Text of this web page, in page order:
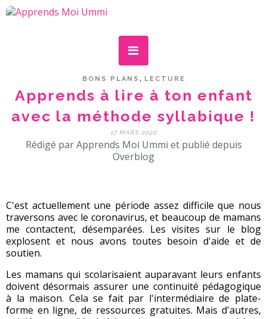
BONS PLANS , LECTURE
Apprends à lire à ton enfant
avec la méthode syllabique !
17 MARS 2020
Rédigé par Apprends Moi Ummi et publié depuis
Overblog
C'est actuellement une période assez difficile que nous
traversons avec le coronavirus, et beaucoup de mamans
me contactent, désemparées. Les visites sur le blog
explosent et nous avons toutes besoin d'aide et de
soutien.
Les mamans qui scolarisaient auparavant leurs enfants
doivent désormais assurer une continuité pédagogique
à la maison. Cela se fait par l'intermédiaire de plate-
forme en ligne, de ressources gratuites. Mais d'autres,